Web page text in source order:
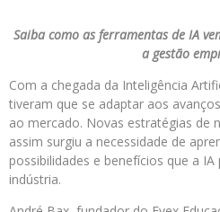
Saiba como as ferramentas de IA
a gestão
Com a chegada da Inteligência
tiveram que se adaptar aos
ao mercado. Novas estratégias de
assim surgiu a necessidade de
possibilidades e benefícios que a
indústria.